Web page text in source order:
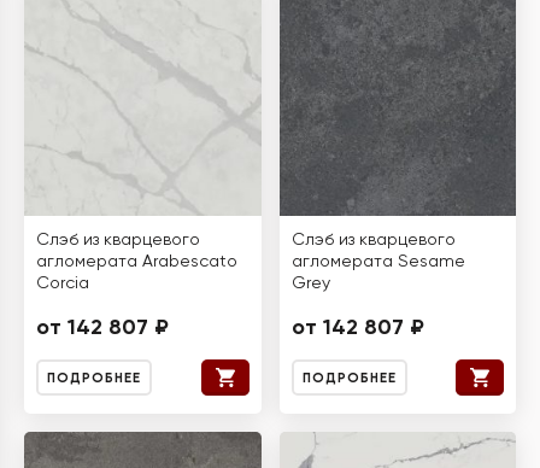
Слэб из кварцевого
агломерата Arabescato
Corcia
от 142 807 ₽
ПОДРОБНЕЕ
Слэб из кварцевого
агломерата Sesame
Grey
от 142 807 ₽
ПОДРОБНЕЕ